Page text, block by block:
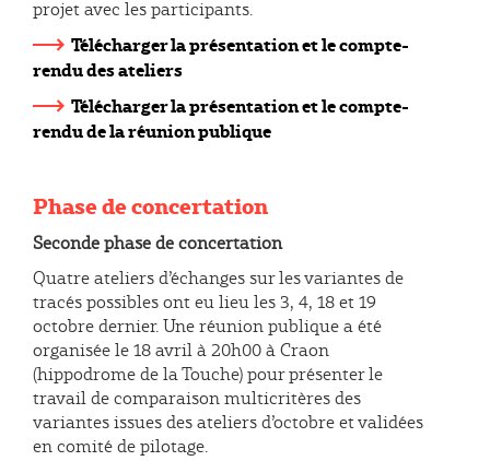
projet avec les participants.
Télécharger la présentation et le compte-
rendu des ateliers
Télécharger la présentation et le compte-
rendu de la réunion publique
Phase de concertation
Seconde phase de concertation
Quatre ateliers d’échanges sur les variantes de
tracés possibles ont eu lieu les 3, 4, 18 et 19
octobre dernier. Une réunion publique a été
organisée le 18 avril à 20h00 à Craon
(hippodrome de la Touche) pour présenter le
travail de comparaison multicritères des
variantes issues des ateliers d’octobre et validées
en comité de pilotage.